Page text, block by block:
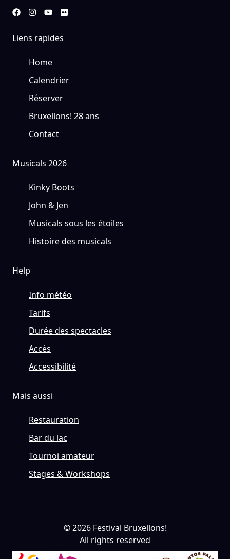
Liens rapides
Home
Calendrier
Réserver
Bruxellons! 28 ans
Contact
Musicals 2026
Kinky Boots
John & Jen
Musicals sous les étoiles
Histoire des musicals
Help
Info météo
Tarifs
Durée des spectacles
Accès
Accessibilité
Mais aussi
Restauration
Bar du lac
Tournoi amateur
Stages & Workshops
© 2026 Festival Bruxellons!
All rights reserved